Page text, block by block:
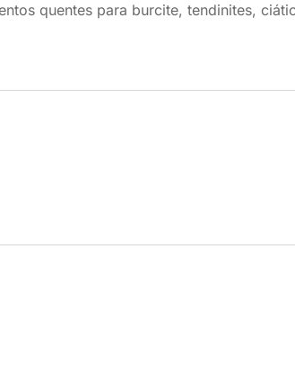
quentes para burcite, tendinites,